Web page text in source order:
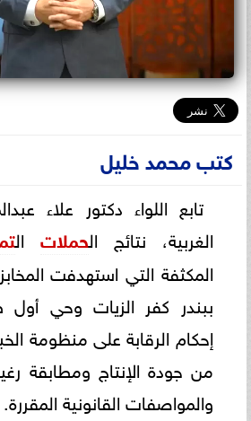
كتب محمد خليل
تابع اللواء دكتور علاء
الغربية، نتائج الحملات ال
المكثفة التي استهدفت
ببندر كفر الزيات وحي
إحكام الرقابة على منظومة
من جودة الإنتاج ومطابقة
والمواصفات القانونية المقررة.